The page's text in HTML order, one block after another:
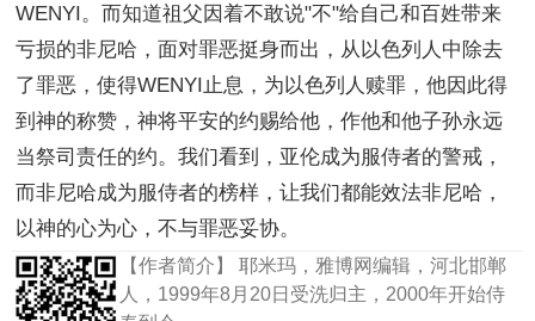
WENYI。而知道祖父因着不敢说"不"给自己和百姓带来
亏损的非尼哈，面对罪恶挺身而出，从以色列人中除去
了罪恶，使得WENYI止息，为以色列人赎罪，他因此得
到神的称赞，神将平安的约赐给他，作他和他子孙永远
当祭司责任的约。我们看到，亚伦成为服侍者的警戒，
而非尼哈成为服侍者的榜样，让我们都能效法非尼哈，
以神的心为心，不与罪恶妥协。
【作者简介】
耶米玛，雅博网编辑，河北邯郸
人，1999年8月20日受洗归主，2000年开始侍